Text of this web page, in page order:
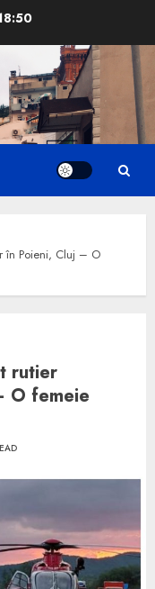
în Poieni, Cluj – O
rutier
O femeie